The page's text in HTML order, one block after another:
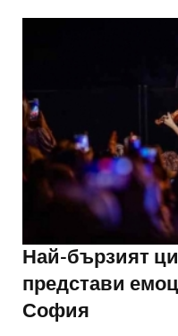
Най-бързият
представи
София